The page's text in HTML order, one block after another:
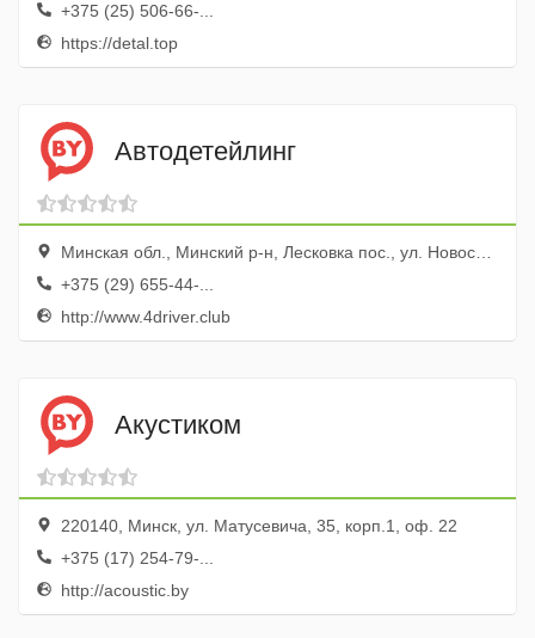
+375 (25) 506-66-...
https://detal.top
Автодетейлинг
Минская обл., Минский р-н, Лесковка пос., ул. Новосельская
+375 (29) 655-44-...
http://www.4driver.club
Акустиком
220140, Минск, ул. Матусевича, 35, корп.1, оф. 22
+375 (17) 254-79-...
http://acoustic.by